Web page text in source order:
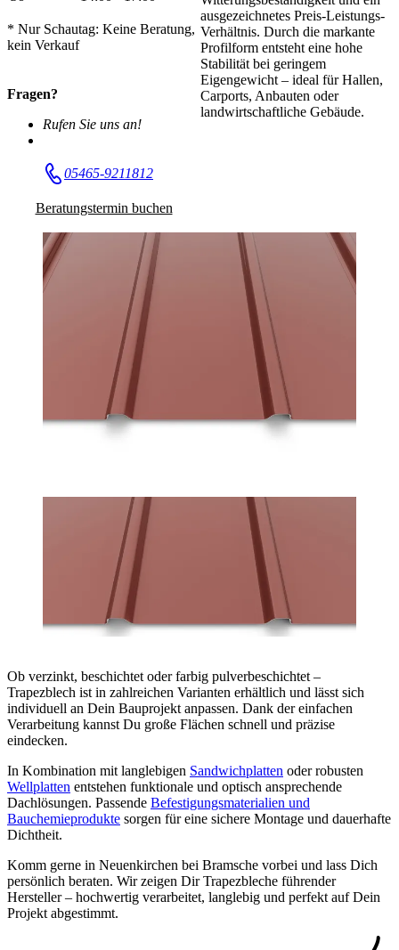
* Nur Schautag: Keine Beratung,
kein Verkauf
Fragen?
Rufen Sie uns an!
05465-9211812
Beratungstermin buchen
ausgezeichnetes Preis-Leistungs-
Verhältnis. Durch die markante
Profilform entsteht eine hohe
Stabilität bei geringem
Eigengewicht – ideal für Hallen,
Carports, Anbauten oder
landwirtschaftliche Gebäude.
Ob verzinkt, beschichtet oder farbig pulverbeschichtet –
Trapezblech ist in zahlreichen Varianten erhältlich und lässt sich
individuell an Dein Bauprojekt anpassen. Dank der einfachen
Verarbeitung kannst Du große Flächen schnell und präzise
eindecken.
In Kombination mit langlebigen Sandwichplatten oder robusten
Wellplatten entstehen funktionale und optisch ansprechende
Dachlösungen. Passende Befestigungsmaterialien und
Bauchemieprodukte sorgen für eine sichere Montage und dauerhafte
Dichtheit.
Komm gerne in Neuenkirchen bei Bramsche vorbei und lass Dich
persönlich beraten. Wir zeigen Dir Trapezbleche führender
Hersteller – hochwertig verarbeitet, langlebig und perfekt auf Dein
Projekt abgestimmt.